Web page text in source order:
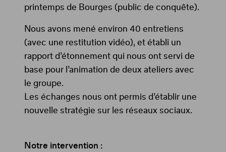
printemps de Bourges (public de conquête).
Nous avons mené environ 40 entretiens
(avec une restitution vidéo), et établi un
rapport d’étonnement qui nous ont servi de
base pour l’animation de deux ateliers avec
le groupe.
Les échanges nous ont permis d’établir une
nouvelle stratégie sur les réseaux sociaux.
Notre intervention :